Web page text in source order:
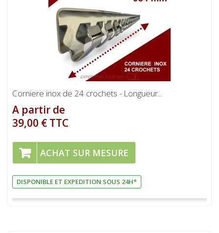
Corniere inox de 24 crochets - Longueur...
A partir de
39,00 € TTC
ACHAT SUR MESURE
DISPONIBLE ET EXPEDITION SOUS 24H*